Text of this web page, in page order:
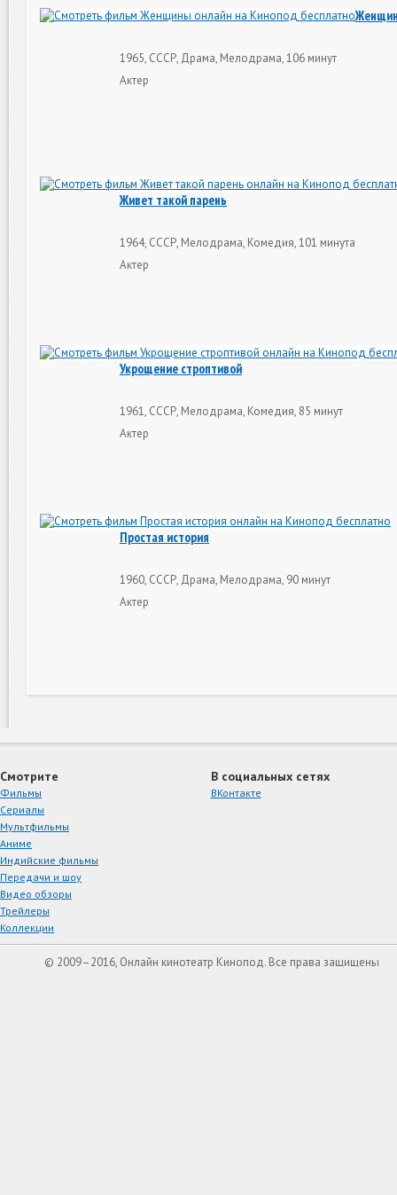
1965, СССР, Драма, Мелодрама, 106 минут
Актер
Живет такой парень
1964, СССР, Мелодрама, Комедия, 101 минута
Актер
Укрощение строптивой
1961, СССР, Мелодрама, Комедия, 85 минут
Актер
Простая история
1960, СССР, Драма, Мелодрама, 90 минут
Актер
Смотрите
Фильмы
Сериалы
Мультфильмы
Аниме
Индийские фильмы
Передачи и шоу
Видео обзоры
Трейлеры
Коллекции
В социальных сетях
ВКонтакте
© 2009–2016, Онлайн кинотеатр Кинопод. Все права защищены